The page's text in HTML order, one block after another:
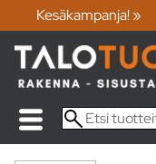
Kesäkampanja! »